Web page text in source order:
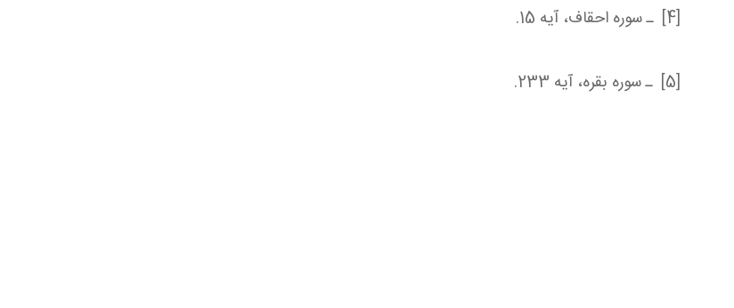
[4] ـ سوره احقاف، آیه 15.
[5] ـ سوره بقره، آیه 233.